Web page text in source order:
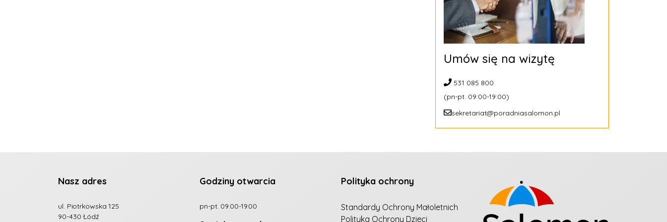
Umów się na wizytę
531 085 800
(pn-pt. 09:00-19:00)
sekretariat@poradniasalomon.pl
Nasz adres
ul. Piotrkowska 125
90-430 Łódź
Godziny otwarcia
pn-pt. 09.00-19.00
Polityka ochrony
Standardy Ochrony Małoletnich
Polityka Ochrony Dzieci